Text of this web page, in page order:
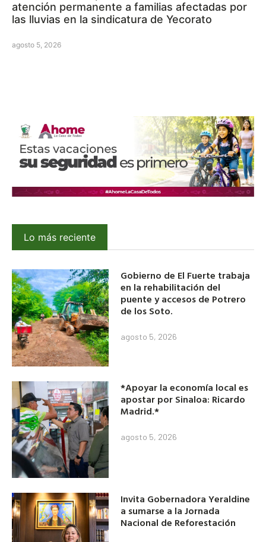
atención permanente a familias afectadas por
las lluvias en la sindicatura de Yecorato
agosto 5, 2026
Lo más reciente
Gobierno de El Fuerte trabaja
en la rehabilitación del
puente y accesos de Potrero
de los Soto.
agosto 5, 2026
*Apoyar la economía local es
apostar por Sinaloa: Ricardo
Madrid.*
agosto 5, 2026
Invita Gobernadora Yeraldine
a sumarse a la Jornada
Nacional de Reforestación